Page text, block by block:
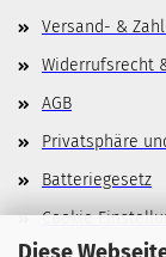
Diese
Versand- &
Widerrufsrecht
AGB
Privatsphäre
Batteriegesetz
Cookie